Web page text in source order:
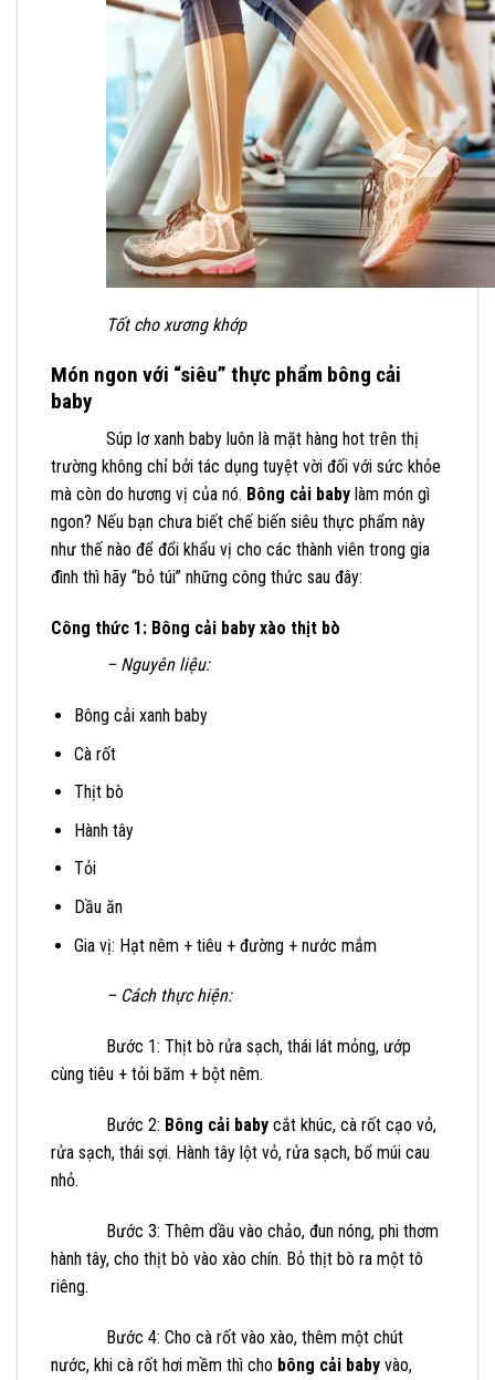
Tốt cho xương khớp
Món ngon với “siêu” thực phẩm bông cải
baby
Súp lơ xanh baby luôn là mặt hàng hot trên thị
trường không chỉ bởi tác dụng tuyệt vời đối với sức khỏe
mà còn do hương vị của nó. Bông cải baby làm món gì
ngon? Nếu bạn chưa biết chế biến siêu thực phẩm này
như thế nào để đổi khẩu vị cho các thành viên trong gia
đình thì hãy “bỏ túi” những công thức sau đây:
Công thức 1: Bông cải baby xào thịt bò
– Nguyên liệu:
Bông cải xanh baby
Cà rốt
Thịt bò
Hành tây
Tỏi
Dầu ăn
Gia vị: Hạt nêm + tiêu + đường + nước mắm
– Cách thực hiện:
Bước 1: Thịt bò rửa sạch, thái lát mỏng, ướp
cùng tiêu + tỏi băm + bột nêm.
Bước 2: Bông cải baby cắt khúc, cà rốt cạo vỏ,
rửa sạch, thái sợi. Hành tây lột vỏ, rửa sạch, bổ múi cau
nhỏ.
Bước 3: Thêm dầu vào chảo, đun nóng, phi thơm
hành tây, cho thịt bò vào xào chín. Bỏ thịt bò ra một tô
riêng.
Bước 4: Cho cà rốt vào xào, thêm một chút
nước, khi cà rốt hơi mềm thì cho bông cải baby vào,